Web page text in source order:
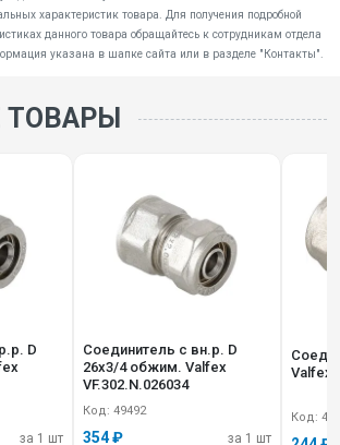
характеристик товара. Для получения подробной
данного товара обращайтесь к сотрудникам отдела
указана в шапке сайта или в разделе "Контакты".
D
за 1 шт
Соединитель с вн.р. D
26х3/4 обжим. Valfex
VF.302.N.026034
Код: 49492
354 ₽ за 1 шт
Valfex
Код: